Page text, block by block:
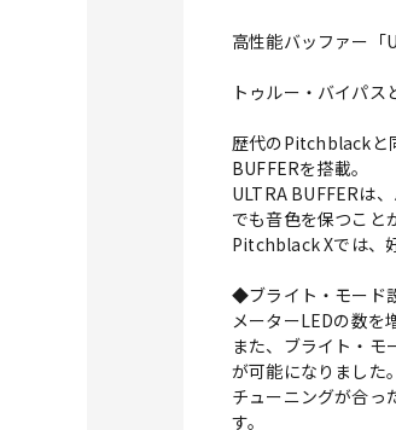
高性能バッファー「
トゥルー・バイパス
歴代のPitchblackと
BUFFERを搭載。
ULTRA BUFFERは
でも音色を保つこと
Pitchblack Xでは、
◆ブライト・モード
メーターLEDの数を
また、ブライト・モ
が可能になりました。
チューニングが合っ
す。